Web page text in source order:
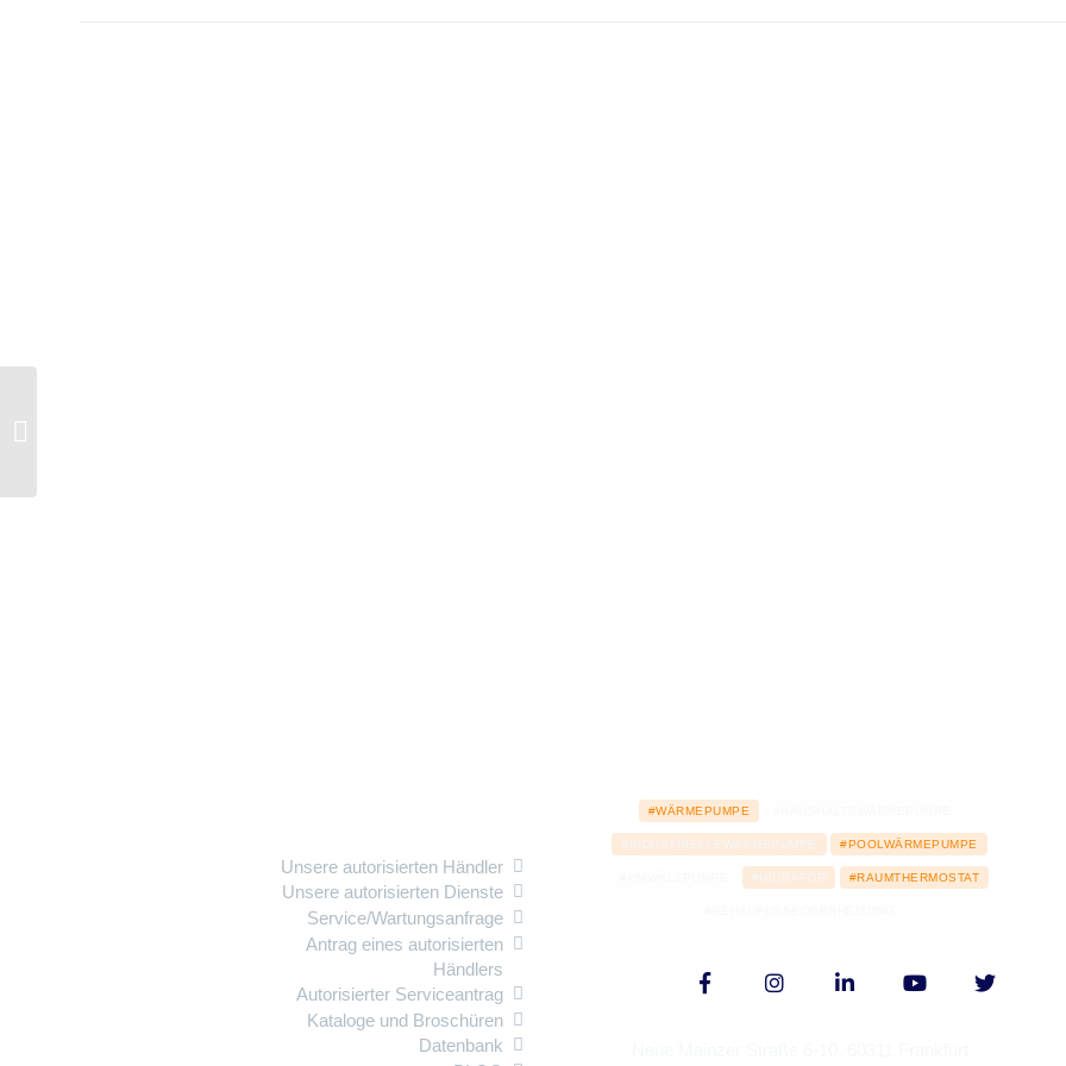
Unsere autorisierten Händler
Unsere autorisierten Dienste
Service/Wartungsanfrage
Antrag eines autorisierten
Händlers
Autorisierter Serviceantrag
Kataloge und Broschüren
Datenbank
#WÄRMEPUMPE
#INDUSTRIELLEWÄRMEPUMPE #POOLWÄRMEPUMPE
#HIDRAFOR #RAUMTHERMOSTAT